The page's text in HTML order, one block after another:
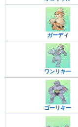
ガーディ
ワンリキー
ゴーリキー